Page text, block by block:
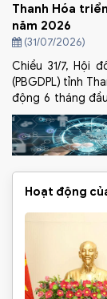
Thanh Hóa
năm 2026
(31/07/2026)
Chiều 31/7, Hội
(PBGDPL) tỉnh
động 6 tháng
cuối năm 2026;
vụ công tác chỉ
làm việc với Đoàn
Hoạt động